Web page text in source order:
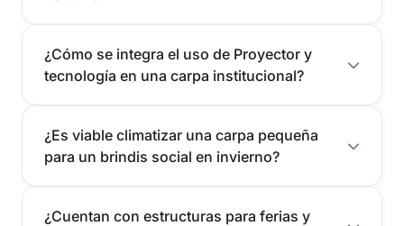
¿Cómo se integra el uso de Proyector y
tecnología en una carpa institucional?
¿Es viable climatizar una carpa pequeña
para un brindis social en invierno?
¿Cuentan con estructuras para ferias y